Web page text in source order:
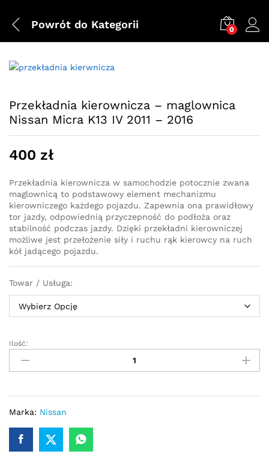
Powrót do Kategorii 0
Przekładnia kierownicza – maglownica
Nissan Micra K13 IV 2011 – 2016
400 zł
Przekładnia kierownicza w samochodzie potocznie zwana
maglownicą to podstawowy element mechanizmu
kierowniczego każdego pojazdu. Zapewnia ona prawidłowy
tor jazdy, odpowiednią przyczepność do podłoża oraz
stabilność podczas jazdy. Dzięki przekładni kierowniczej
możliwe jest przełożenie siły i ruchu rąk kierowcy na ruch
kół jadącego pojazdu.
Towar / Usługa:
Przekładnia
kierownicza
-
Nissan
Micra
2011
Ilość:
Marka: Nissan